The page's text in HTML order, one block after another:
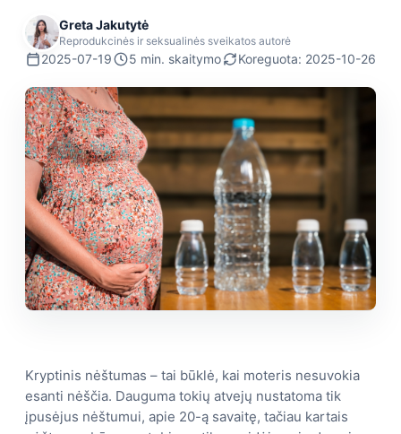
Greta Jakutytė
Reprodukcinės ir seksualinės sveikatos autorė
2025-07-19 5 min. skaitymo Koreguota: 2025-10-26
Kryptinis nėštumas – tai būklė, kai moteris nesuvokia
esanti nėščia. Dauguma tokių atvejų nustatoma tik
įpusėjus nėštumui, apie 20-ą savaitę, tačiau kartais